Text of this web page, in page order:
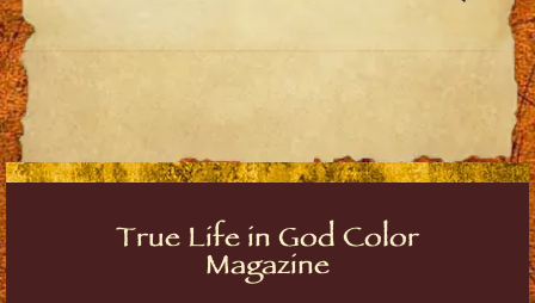
True Life in God Color
Magazine